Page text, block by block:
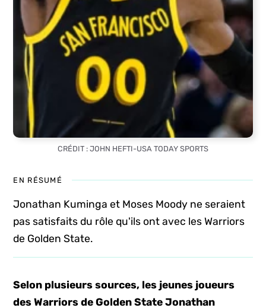
CRÉDIT : JOHN HEFTI-USA TODAY SPORTS
EN RÉSUMÉ
Jonathan Kuminga et Moses Moody ne seraient
pas satisfaits du rôle qu'ils ont avec les Warriors
de Golden State.
Selon plusieurs sources, les jeunes joueurs
des Warriors de Golden State Jonathan